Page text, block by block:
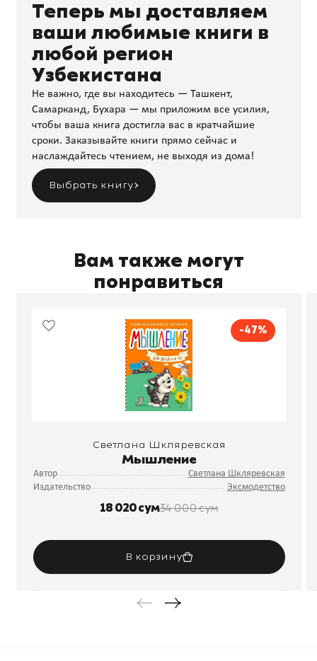
Теперь мы доставляем
ваши любимые книги в
любой регион
Узбекистана
Не важно, где вы находитесь — Ташкент,
Самарканд, Бухара — мы приложим все усилия,
чтобы ваша книга достигла вас в кратчайшие
сроки. Заказывайте книги прямо сейчас и
наслаждайтесь чтением, не выходя из дома!
Выбрать книгу
Вам также могут
понравиться
-47%
Светлана Шкляревская
Мышление
Автор
Светлана Шкляревская
Издательство
Эксмодетство
18 020 сум34 000 сум
В корзину